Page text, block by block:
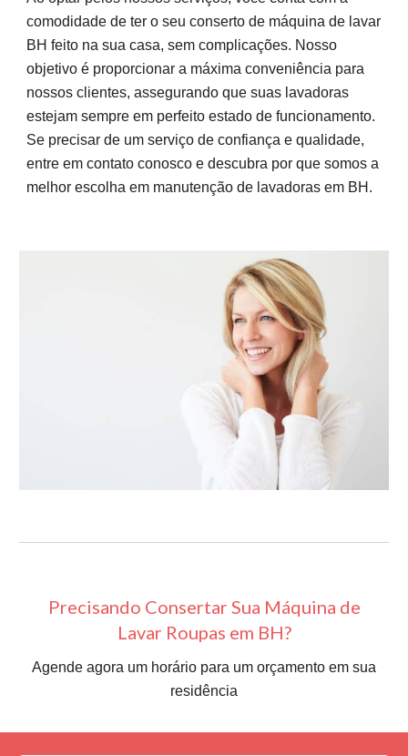
comodidade de ter o seu conserto de máquina de lavar
BH feito na sua casa, sem complicações. Nosso
objetivo é proporcionar a máxima conveniência para
nossos clientes, assegurando que suas lavadoras
estejam sempre em perfeito estado de funcionamento.
Se precisar de um serviço de confiança e qualidade,
entre em contato conosco e descubra por que somos a
melhor escolha em manutenção de lavadoras em BH.
Precisando Consertar Sua Máquina de
Lavar Roupas em BH?
Agende agora um horário para um orçamento em sua
residência